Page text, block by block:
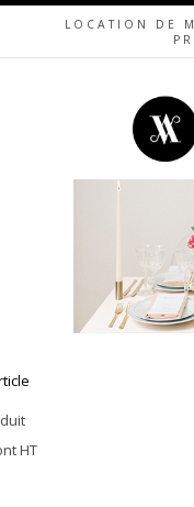
LOCATION DE
HT